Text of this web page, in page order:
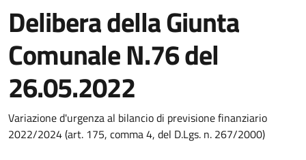
Delibera della Giunta
Comunale N.76 del
26.05.2022
Dettagli del documento
Variazione d'urgenza al bilancio di previsione finanziario
2022/2024 (art. 175, comma 4, del D.Lgs. n. 267/2000)